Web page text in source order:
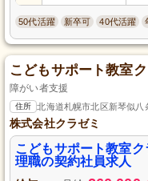
50代活躍 新卒可 40代活躍
こどもサポート教室
障がい者支援
住所 北海道札幌市北区新琴似八
株式会社クラゼミ
こどもサポート教室
理職の契約社員求人